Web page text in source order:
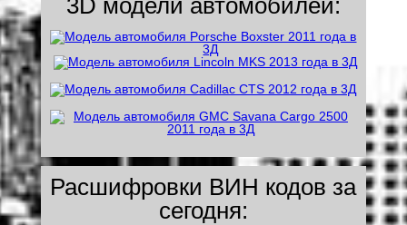
3D модели автомобилей:
Расшифровки ВИН кодов за
сегодня: